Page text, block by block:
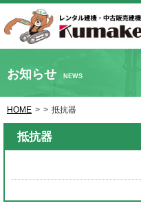
お知らせ NEWS
HOME > > 抵抗器
抵抗器